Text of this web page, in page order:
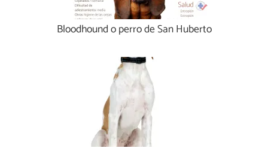
Bloodhound o perro de San Huberto